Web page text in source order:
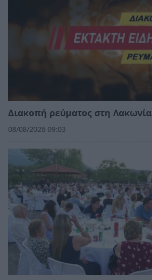
Διακοπή ρεύματος στη Λακωνία
08/08/2026 09:03